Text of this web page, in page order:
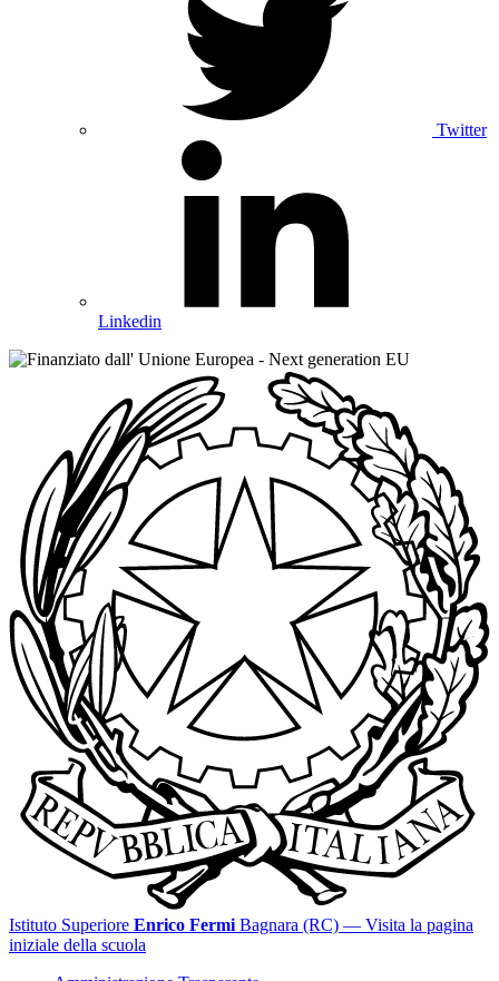
Twitter
Linkedin
Istituto Superiore Enrico Fermi Bagnara (RC) — Visita la pagina
iniziale della scuola